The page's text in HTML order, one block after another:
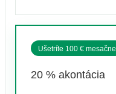
Ušetríte 100 € mesačne
20 % akontácia